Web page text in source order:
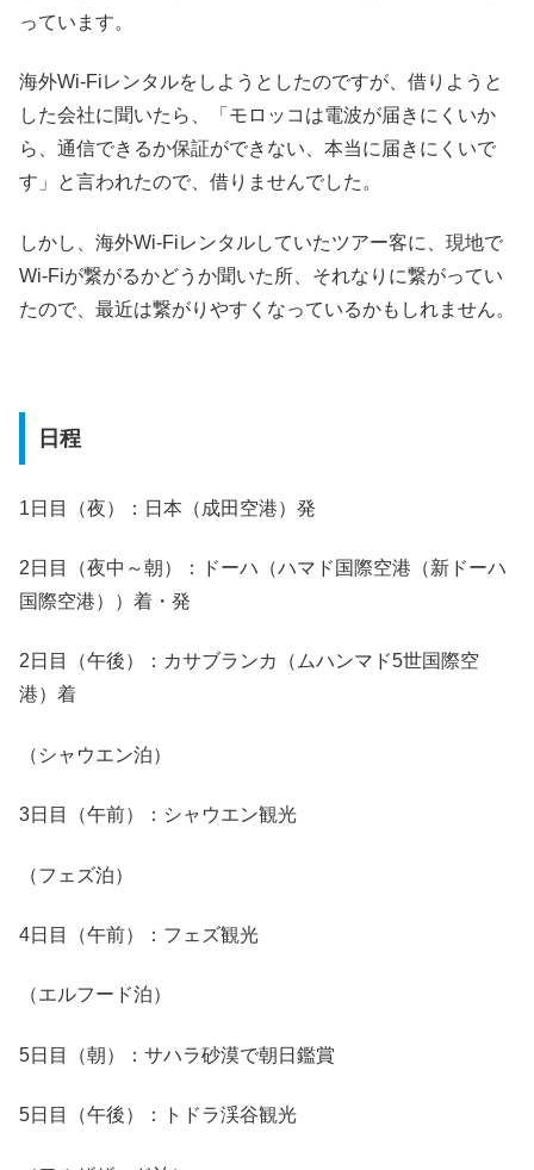
っています。
海外Wi-Fiレンタルをしようとしたのですが、借りようと
した会社に聞いたら、「モロッコは電波が届きにくいか
ら、通信できるか保証ができない、本当に届きにくいで
す」と言われたので、借りませんでした。
しかし、海外Wi-Fiレンタルしていたツアー客に、現地で
Wi-Fiが繋がるかどうか聞いた所、それなりに繋がってい
たので、最近は繋がりやすくなっているかもしれません。
日程
1日目（夜）：日本（成田空港）発
2日目（夜中～朝）：ドーハ（ハマド国際空港（新ドーハ
国際空港））着・発
2日目（午後）：カサブランカ（ムハンマド5世国際空
港）着
（シャウエン泊）
3日目（午前）：シャウエン観光
（フェズ泊）
4日目（午前）：フェズ観光
（エルフード泊）
5日目（朝）：サハラ砂漠で朝日鑑賞
5日目（午後）：トドラ渓谷観光